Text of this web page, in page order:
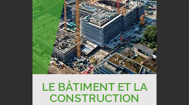
LE BÂTIMENT ET LA
CONSTRUCTION